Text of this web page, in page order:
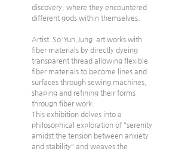
discovery, where they encountered
different gods within themselves.
Artist  So-Yun,Jung  art works with
fiber materials by directly dyeing
transparent thread allowing flexible
fiber materials to become lines and
surfaces through sewing machines,
shaping and refining their forms
through fiber work.
This exhibition delves into a
philosophical exploration of "serenity
amidst the tension between anxiety
and stability" and weaves the